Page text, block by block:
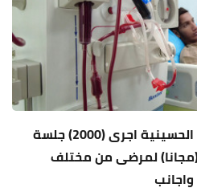
مركز سلامتك التابع للعتبة الحسينية اجرى (2000) جلسة
(100) يوم (مجانا) لمرضى من مختلف